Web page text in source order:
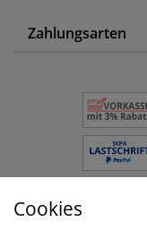
Zahlungsarten
Cookies